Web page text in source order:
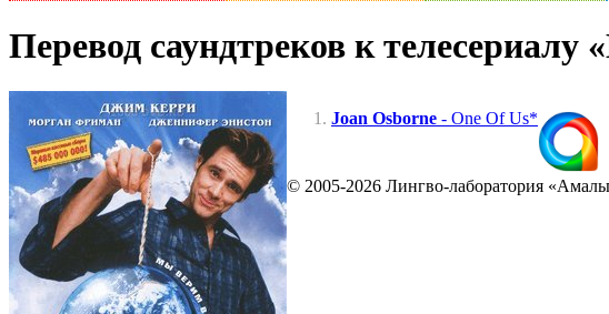
Перевод саундтреков к
Joan Osborne - One Of Us*
© 2005-2026 Лингво-лаборатория